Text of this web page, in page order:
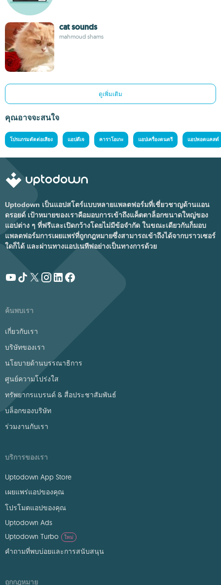
cat sounds
mahmoud shams
ดูเพิ่มเติม
คุณอาจจะสนใจ
โปรแกรมตัดต่อเสียง แอปดีเจ คาราโอเกะ แอปเครื่องดนตรี แอปพอดแคสต์
Uptodown เป็นแอปสโตร์แบบหลายแพลตฟอร์มที่เชี่ยวชาญด้านแอน
ดรอยด์ เป้าหมายของเราคือมอบการเข้าถึงแค็ตตาล็อกขนาดใหญ่ของ
แอปต่าง ๆ ที่ฟรีและเปิดกว้างโดยไม่มีข้อจำกัด ในขณะเดียวกันก็มอบ
แพลตฟอร์มการเผยแพร่ที่ถูกกฎหมายซึ่งสามารถเข้าถึงได้จากบราวเซอร์
ใดก็ได้ และผ่านทางแอปเนทีฟอย่างเป็นทางการด้วย
ค้นพบเรา
เกี่ยวกับเรา
บริษัทของเรา
นโยบายด้านบรรณาธิการ
ศูนย์ความโปร่งใส
ทรัพยากรแบรนด์ & สื่อประชาสัมพันธ์
บล็อกของบริษัท
ร่วมงานกับเรา
บริการของเรา
Uptodown App Store
เผยแพร่แอปของคุณ
โปรโมตแอปของคุณ
Uptodown Ads
Uptodown Turbo
ใหม่
คำถามที่พบบ่อยและการสนับสนุน
ถูกกฎหมาย